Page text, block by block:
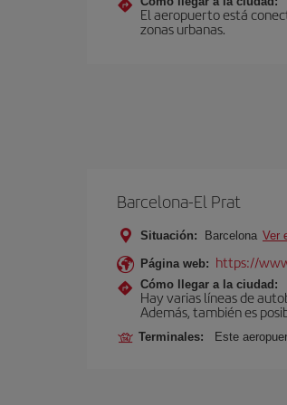
El aeropuerto está
zonas urbanas.
Barcelona-El Prat
Situación: Barcelona Ver
Página web: https://
Cómo llegar a la ciudad:
Hay varias líneas de
Además, también es
Terminales: Este